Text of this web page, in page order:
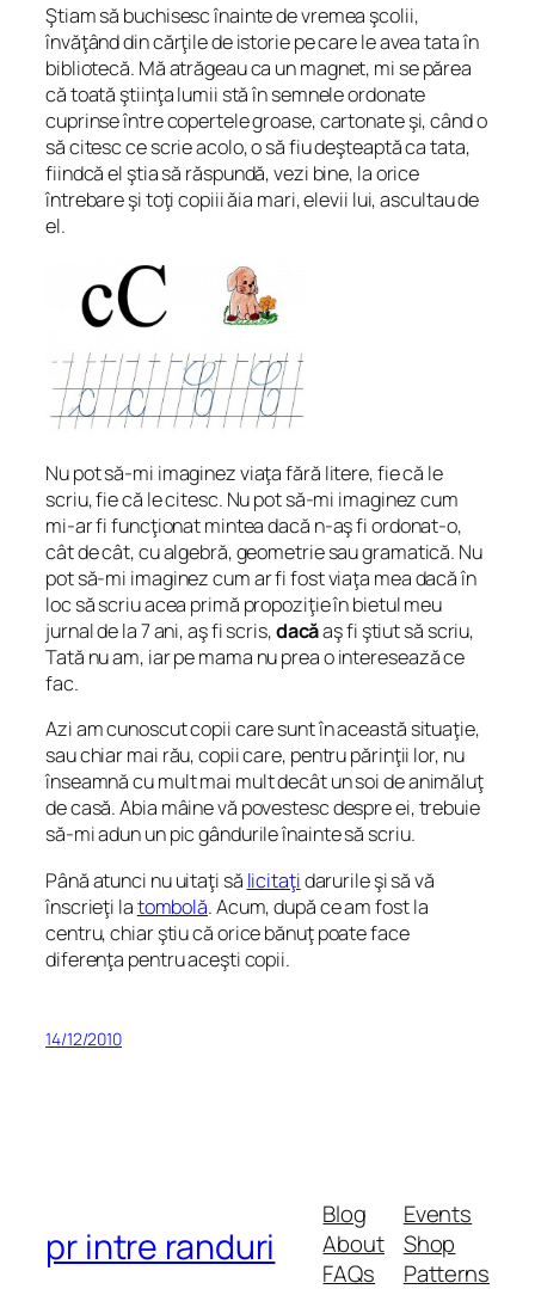
Ştiam să buchisesc înainte de vremea şcolii,
învăţând din cărţile de istorie pe care le avea tata în
bibliotecă. Mă atrăgeau ca un magnet, mi se părea
că toată ştiinţa lumii stă în semnele ordonate
cuprinse între copertele groase, cartonate şi, când o
să citesc ce scrie acolo, o să fiu deşteaptă ca tata,
fiindcă el ştia să răspundă, vezi bine, la orice
întrebare şi toţi copiii ăia mari, elevii lui, ascultau de
el.
Nu pot să-mi imaginez viaţa fără litere, fie că le
scriu, fie că le citesc. Nu pot să-mi imaginez cum
mi-ar fi funcţionat mintea dacă n-aş fi ordonat-o,
cât de cât, cu algebră, geometrie sau gramatică. Nu
pot să-mi imaginez cum ar fi fost viaţa mea dacă în
loc să scriu acea primă propoziţie în bietul meu
jurnal de la 7 ani, aş fi scris,dacăaş fi ştiut să scriu,
Tată nu am, iar pe mama nu prea o interesează ce
fac.
Azi am cunoscut copii care sunt în această situaţie,
sau chiar mai rău, copii care, pentru părinţii lor, nu
înseamnă cu mult mai mult decât un soi de animăluţ
de casă. Abia mâine vă povestesc despre ei, trebuie
să-mi adun un pic gândurile înainte să scriu.
Până atunci nu uitaţi să licitaţidarurile şi să vă
înscrieţi latombolă. Acum, după ce am fost la
centru,chiar ştiucă orice bănuţ poate face
diferenţa pentru aceşti copii.
14/12/2010
pr intre randuri
Blog
About
FAQs
Events
Shop
Patterns